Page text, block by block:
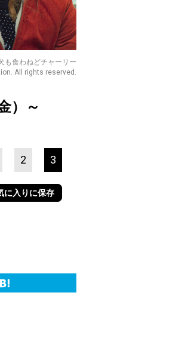
も食わねどチャーリー
All rights reserved.
）～
2 3
に入りに保存